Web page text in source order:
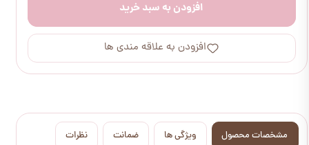
افزودن به سبد خرید
افزودن به علاقه مندی ها
مشخصات محصول ویژگی ها ضمانت نظرات